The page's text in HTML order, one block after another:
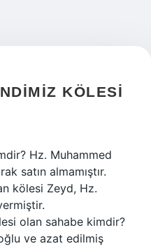
KÖLESI
Hz. Muhammed
satın almamıştır.
kölesi Zeyd, Hz.
olan sahabe kimdir?
ve azat edilmiş